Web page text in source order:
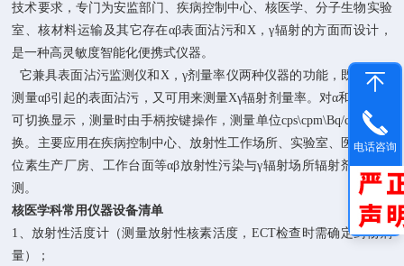
技术要求，专门为安监部门、疾病控制中心、核医学、分子生物实验
室、核材料运输及其它存在αβ表面沾污和X，γ辐射的方面而设计，
是一种高灵敏度智能化便携式仪器。
它兼具表面沾污监测仪和X，γ剂量率仪两种仪器的功能，既可用来
测量αβ引起的表面沾污，又可用来测量Xγ辐射剂量率。对α和β\γ测量
可切换显示，测量时由手柄按键操作，测量单位cps\cpm\Bq/cm2可转
换。主要应用在疾病控制中心、放射性工作场所、实验室、医院、同
位素生产厂房、工作台面等αβ放射性污染与γ辐射场所辐射剂量率检
测。
核医学科常用仪器设备清单
1、放射性活度计（测量放射性核素活度，ECT检查时需确定药物剂
量）；
电话咨询